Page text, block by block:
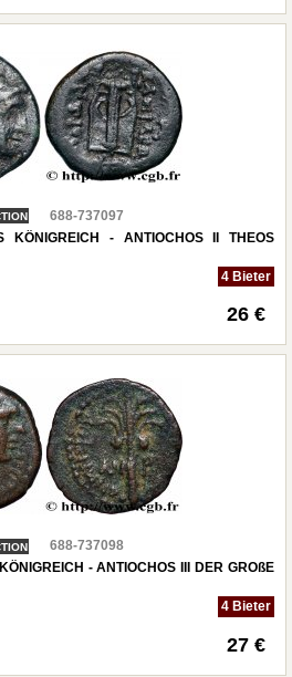
688-737097
KÖNIGREICH - ANTIOCHOS II THEOS
4 Bieter
26 €
688-737098
- ANTIOCHOS III DER GROßE
4 Bieter
27 €